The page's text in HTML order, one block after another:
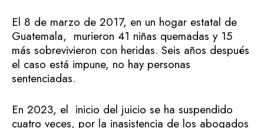
El 8 de marzo de 2017, en un hogar estatal de
Guatemala, murieron 41 niñas quemadas y 15
más sobrevivieron con heridas. Seis años después
el caso está impune, no hay personas
sentenciadas.
En 2023, el inicio del juicio se ha suspendido
cuatro veces, por la inasistencia de los abogados